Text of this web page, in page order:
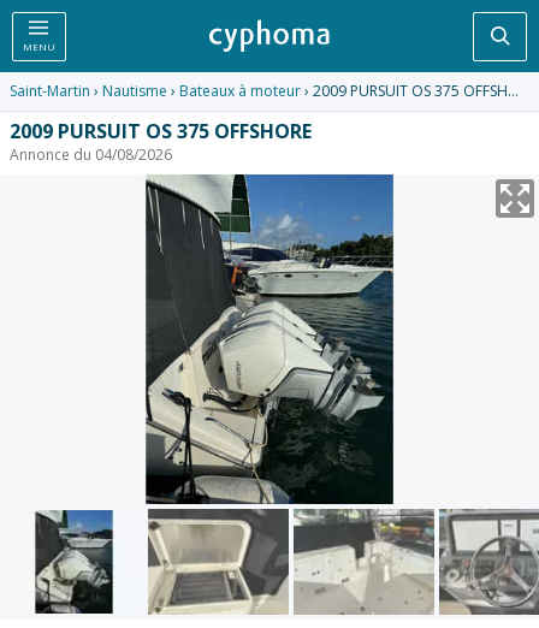
MENU
Saint-Martin › Nautisme › Bateaux à moteur› 2009 PURSUIT OS 375 OFFSHORE
2009 PURSUIT OS 375 OFFSHORE
Annonce du 04/08/2026